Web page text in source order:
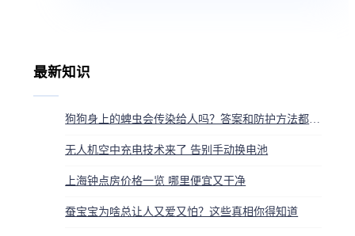
最新知识
狗狗身上的蜱虫会传染给人吗？答案和防护方法都在这
无人机空中充电技术来了 告别手动换电池
上海钟点房价格一览 哪里便宜又干净
蚕宝宝为啥总让人又爱又怕？这些真相你得知道